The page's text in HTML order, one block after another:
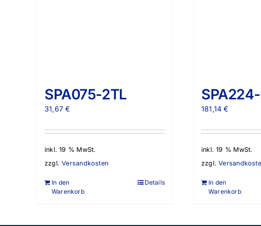
SPA075-2TL
31,67€
inkl. 19 % MwSt.
zzgl.Versandkosten
In den
Warenkorb
Details
181,14€
inkl. 19 % MwSt.
zzgl.
In den
Warenkorb